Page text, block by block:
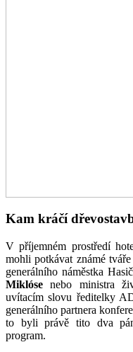
Kam kráčí
V příjemném prostředí
mohli potkávat známé
generálního náměstka
Miklóse nebo ministra
uvítacím slovu ředitelky
generálního partnera
to byli právě tito dva
program.